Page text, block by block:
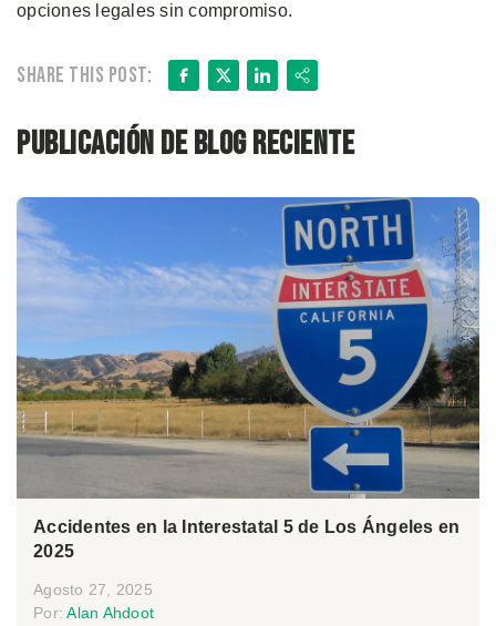
opciones legales sin compromiso.
Share this post: Facebook
X LinkedIn
Share
Publicación de blog reciente
Accidentes en la Interestatal 5 de Los Ángeles en
2025
Agosto 27, 2025
Por:Alan Ahdoot